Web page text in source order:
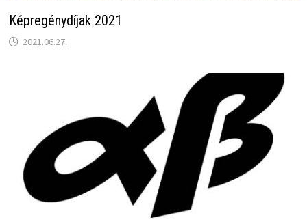
Képregénydíjak 2021
2021.06.27.